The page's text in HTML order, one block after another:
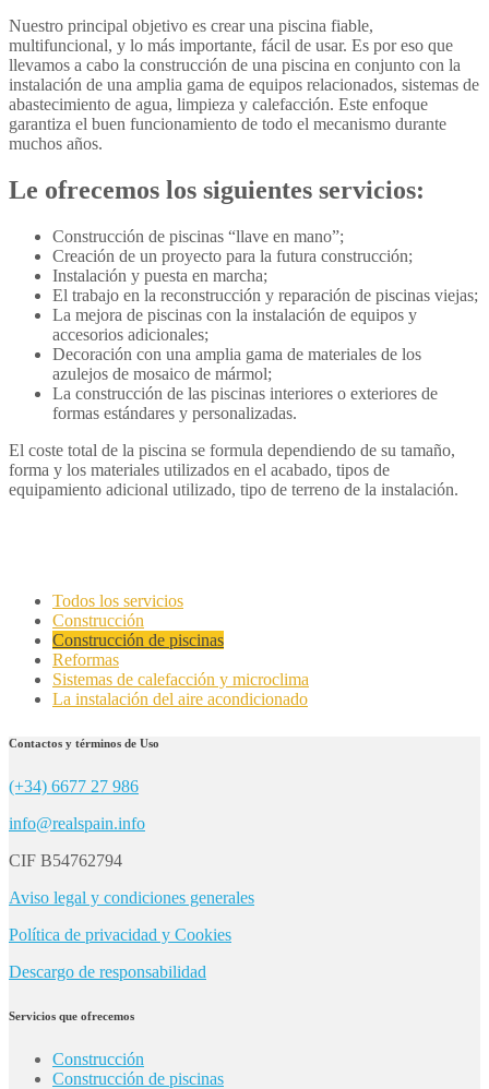
Nuestro principal objetivo es crear una piscina fiable,
multifuncional, y lo más importante, fácil de usar. Es por eso que
llevamos a cabo la construcción de una piscina en conjunto con la
instalación de una amplia gama de equipos relacionados, sistemas de
abastecimiento de agua, limpieza y calefacción. Este enfoque
garantiza el buen funcionamiento de todo el mecanismo durante
muchos años.
Le ofrecemos los siguientes servicios:
Construcción de piscinas “llave en mano”;
Creación de un proyecto para la futura construcción;
Instalación y puesta en marcha;
El trabajo en la reconstrucción y reparación de piscinas viejas;
La mejora de piscinas con la instalación de equipos y
accesorios adicionales;
Decoración con una amplia gama de materiales de los
azulejos de mosaico de mármol;
La construcción de las piscinas interiores o exteriores de
formas estándares y personalizadas.
El coste total de la piscina se formula dependiendo de su tamaño,
forma y ​​los materiales utilizados en el acabado, tipos de
equipamiento adicional utilizado, tipo de terreno de la instalación.
Todos los servicios
Construcción
Construcción de piscinas
Reformas
Sistemas de calefacción y microclima
La instalación del aire acondicionado
Contactos y términos de Uso
(+34) 6677 27 986
info@realspain.info
CIF B54762794
Aviso legal y condiciones generales
Política de privacidad y Cookies
Descargo de responsabilidad
Servicios que ofrecemos
Construcción
Construcción de piscinas